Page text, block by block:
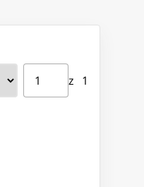
Strona ⁨1⁩ z ⁨1⁩
z ⁨1⁩
Przejdź do strony